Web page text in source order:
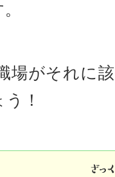
場がそれに
！